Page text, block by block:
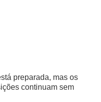
preparada, mas os
continuam sem